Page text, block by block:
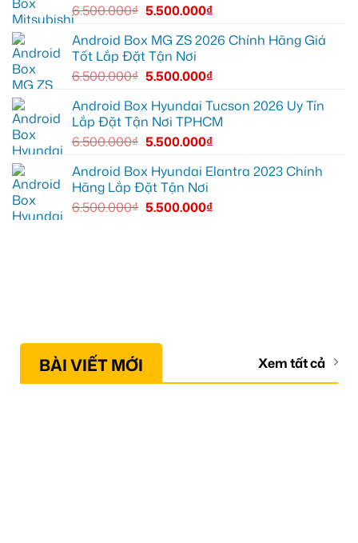
xe
thoải
mái
hơn
6.500.000₫ 5.500.000₫
Android Box MG ZS 2026 Chính Hãng Giá
Tốt Lắp Đặt Tận Nơi
6.500.000₫ 5.500.000₫
Android Box Hyundai Tucson 2026 Uy Tín
Lắp Đặt Tận Nơi TPHCM
6.500.000₫ 5.500.000₫
Android Box Hyundai Elantra 2023 Chính
Hãng Lắp Đặt Tận Nơi
6.500.000₫ 5.500.000₫
BÀI VIẾT MỚI Xem tất cả